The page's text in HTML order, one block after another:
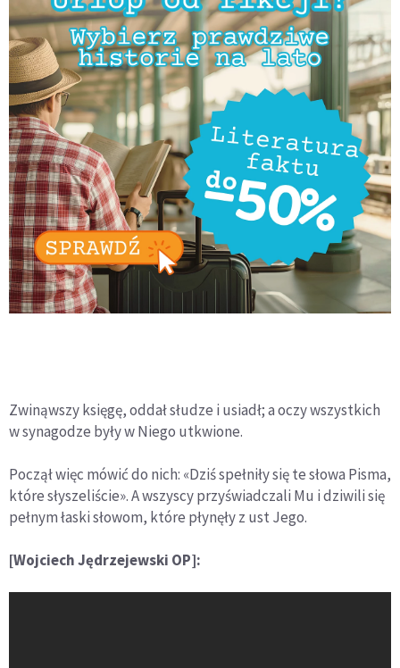
Zwinąwszy księgę, oddał słudze i usiadł; a oczy wszystkich
w synagodze były w Niego utkwione.
Począł więc mówić do nich: «Dziś spełniły się te słowa Pisma,
które słyszeliście». A wszyscy przyświadczali Mu i dziwili się
pełnym łaski słowom, które płynęły z ust Jego.
[Wojciech Jędrzejewski OP]: